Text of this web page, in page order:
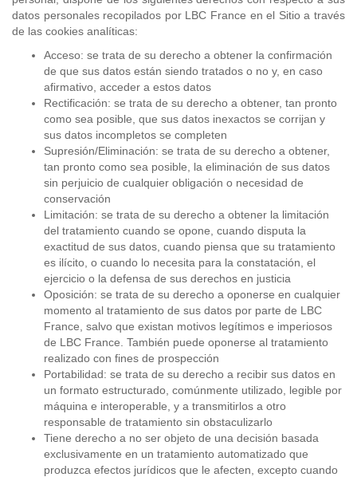
datos personales recopilados por LBC France en el Sitio a través
de las cookies analíticas:
Acceso: se trata de su derecho a obtener la confirmación
de que sus datos están siendo tratados o no y, en caso
afirmativo, acceder a estos datos
Rectificación: se trata de su derecho a obtener, tan pronto
como sea posible, que sus datos inexactos se corrijan y
sus datos incompletos se completen
Supresión/Eliminación: se trata de su derecho a obtener,
tan pronto como sea posible, la eliminación de sus datos
sin perjuicio de cualquier obligación o necesidad de
conservación
Limitación: se trata de su derecho a obtener la limitación
del tratamiento cuando se opone, cuando disputa la
exactitud de sus datos, cuando piensa que su tratamiento
es ilícito, o cuando lo necesita para la constatación, el
ejercicio o la defensa de sus derechos en justicia
Oposición: se trata de su derecho a oponerse en cualquier
momento al tratamiento de sus datos por parte de LBC
France, salvo que existan motivos legítimos e imperiosos
de LBC France. También puede oponerse al tratamiento
realizado con fines de prospección
Portabilidad: se trata de su derecho a recibir sus datos en
un formato estructurado, comúnmente utilizado, legible por
máquina e interoperable, y a transmitirlos a otro
responsable de tratamiento sin obstaculizarlo
Tiene derecho a no ser objeto de una decisión basada
exclusivamente en un tratamiento automatizado que
produzca efectos jurídicos que le afecten, excepto cuando